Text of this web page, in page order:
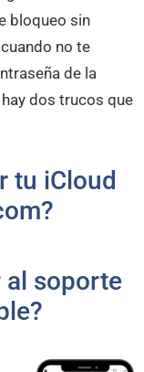
bloqueo sin
no te
de la
dos trucos que
tu iCloud
al soporte